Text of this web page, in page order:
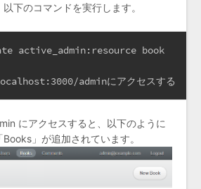
下のコマンドを実行します。
active_admin:resource book
adminにアクセスする
にアクセスすると、以下のように
」が追加されています。